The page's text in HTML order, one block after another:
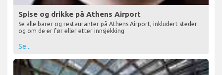
Spise og drikke på Athens Airport
Se alle barer og restauranter på Athens Airport, inkludert steder
og om de er før eller etter innsjekking
Se...